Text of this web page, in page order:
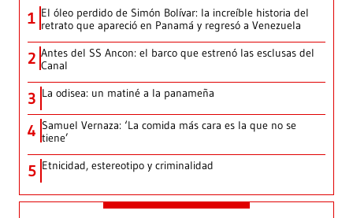
1 El óleo perdido de Simón Bolívar: la increíble historia del
retrato que apareció en Panamá y regresó a Venezuela
2 Antes del SS Ancon: el barco que estrenó las esclusas del
Canal
3 La odisea: un matiné a la panameña
4 Samuel Vernaza: ‘La comida más cara es la que no se
tiene’
5 Etnicidad, estereotipo y criminalidad